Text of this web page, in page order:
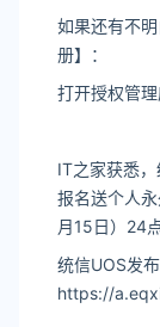
如果还有不
册】：
打开授权管
IT之家获悉
报名送个人
月15日）24
统信UOS发
https://